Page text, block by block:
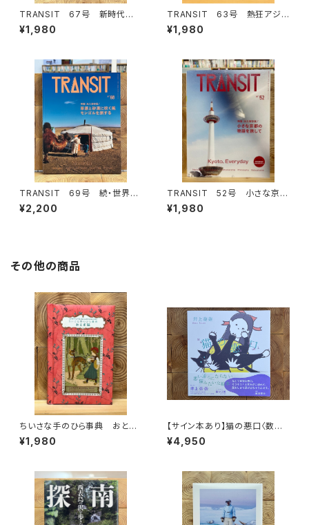
TRANSIT 67号 新時代の
中欧浪漫紀行 ポーランド、チェ
コ、スロバキア、ハンガリー
¥1,980
TRANSIT 63号 熱狂アジア
の秘境へ
¥1,980
TRANSIT 69号 続・世界の
パンをめぐる冒険 進化編
¥2,200
TRANSIT 52号 小さな京都
の物語を旅して
¥1,980
その他の商品
ちいさな手のひら事典 おとぎ
話
¥1,980
【サイン本あり】猫の悪口〈数量
限定・オリジナルトート付き〉
¥4,950